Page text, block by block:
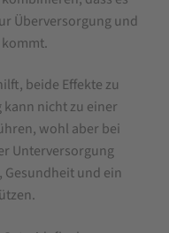
Überversorgung und
beide Effekte zu
nicht zu einer
wohl aber bei
Unterversorgung
und ein